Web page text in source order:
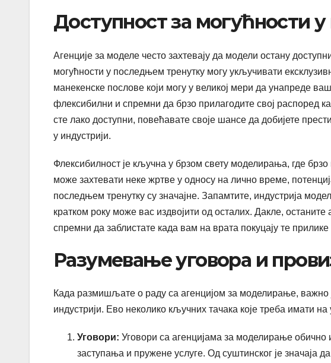
Доступност за могућности
Агенције за моделе често захтевају да модели остану
могућности у последњем тренутку могу укључивати
манекенске послове који могу у великој мери да унапреде
флексибилни и спремни да брзо прилагодите свој распоред
сте лако доступни, повећавате своје шансе да добијете
у индустрији.
Флексибилност је кључна у брзом свету моделирања, где
може захтевати неке жртве у односу на лично време,
последњем тренутку су значајне. Запамтите, индустрија
кратком року може вас издвојити од осталих. Дакле,
спремни да заблистате када вам на врата покуцају те
Разумевање уговора и
Када размишљате о раду са агенцијом за моделирање, важно
индустрији. Ево неколико кључних тачака које треба имати на
Уговори: Уговори са агенцијама за моделирање
заступања и пружене услуге. Од суштинског је значаја